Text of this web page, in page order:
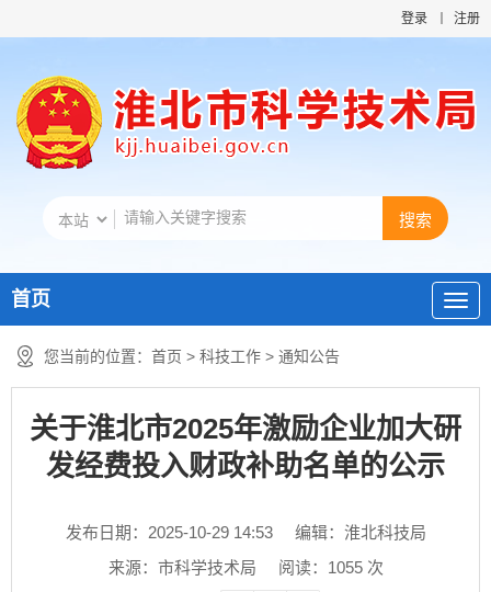
登录 注册
首页
您当前的位置： 首页 > 科技工作 > 通知公告
关于淮北市2025年激励企业加大研
发经费投入财政补助名单的公示
发布日期：2025-10-29 14:53
编辑：淮北科技局
来源：市科学技术局
阅读： 1055次